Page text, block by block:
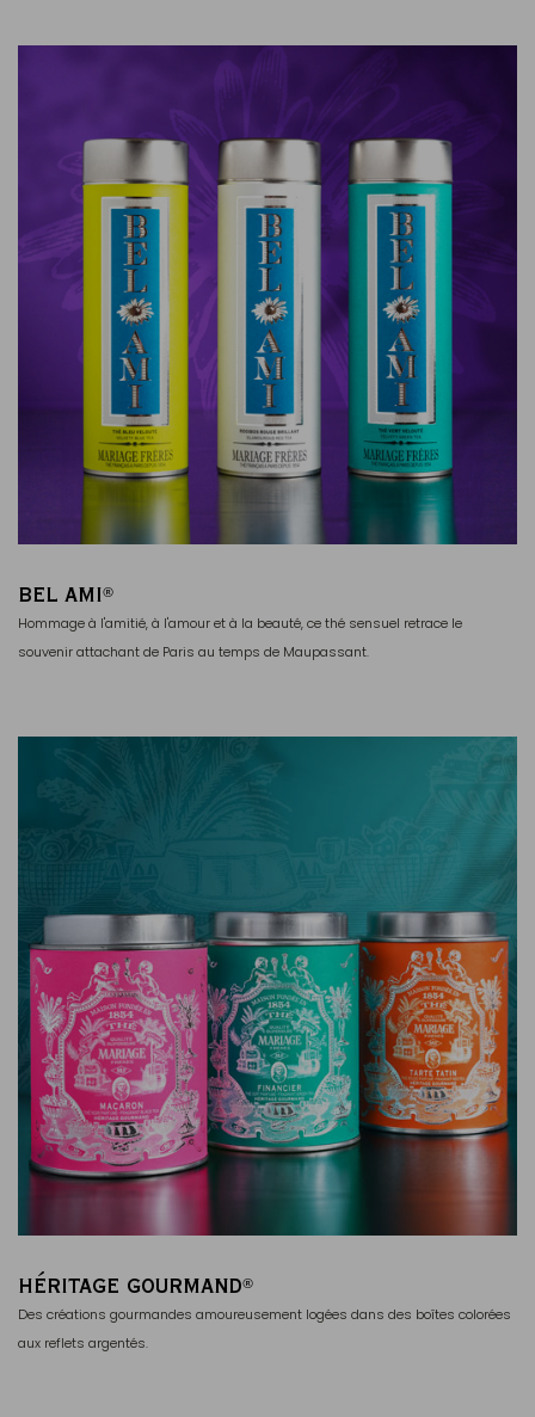
BEL AMI®
Hommage à l'amitié, à l'amour et à la beauté, ce thé sensuel retrace le
souvenir attachant de Paris au temps de Maupassant.
HÉRITAGE GOURMAND®
Des créations gourmandes amoureusement logées dans des boîtes colorées
aux reflets argentés.